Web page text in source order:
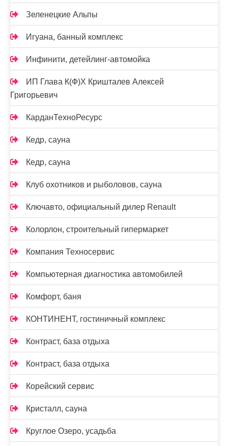
Зеленецкие Альпы
Игуана, банный комплекс
Инфинити, детейлинг-автомойка
ИП Глава К(Ф)Х Кришталев Алексей
Григорьевич
КарданТехноРесурс
Кедр, сауна
Кедр, сауна
Клуб охотников и рыболовов, сауна
Ключавто, официальный дилер Renault
Колорлон, строительный гипермаркет
Компания Техносервис
Компьютерная диагностика автомобилей
Комфорт, баня
КОНТИНЕНТ, гостиничный комплекс
Контраст, база отдыха
Контраст, база отдыха
Корейский сервис
Кристалл, сауна
Круглое Озеро, усадьба